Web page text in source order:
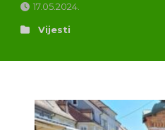
17.05.2024.
Vijesti